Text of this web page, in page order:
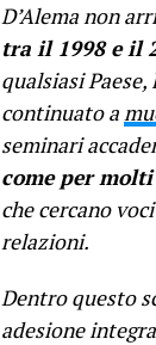
D’Alema non
tra il 1998 e il
qualsiasi
continuato a
seminari
come per
che cercano
relazioni.
Dentro questo
adesione